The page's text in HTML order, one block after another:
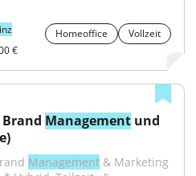
Homeoffice
Vollzeit
€
Management und
Management & Marketing